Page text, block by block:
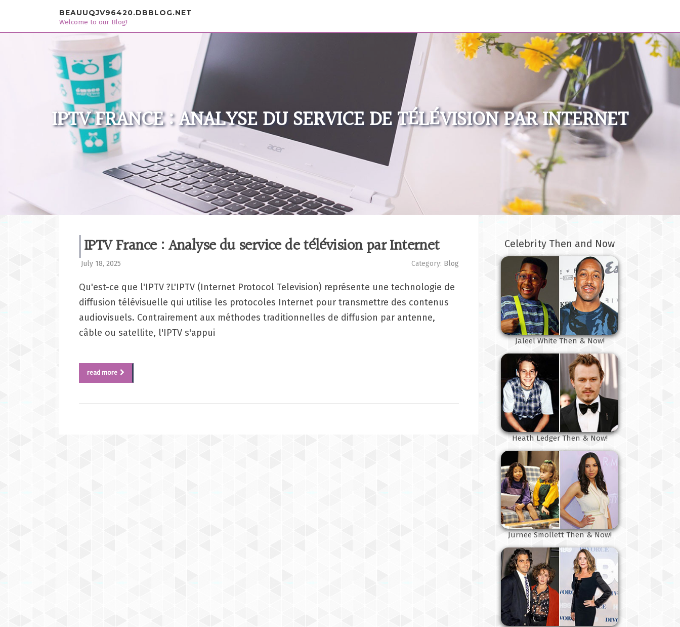
BEAUUQJV96420.DBBLOG.NET
Welcome to our Blog!
IPTV FRANCE : ANALYSE DU SERVICE DE TÉLÉVISION PAR INTERNET
IPTV France : Analyse du service de télévision par Internet
July 18, 2025 Category: Blog
Qu'est-ce que l'IPTV ?L'IPTV (Internet Protocol Television) représente une technologie de
diffusion télévisuelle qui utilise les protocoles Internet pour transmettre des contenus
audiovisuels. Contrairement aux méthodes traditionnelles de diffusion par antenne,
câble ou satellite, l'IPTV s'appui
read more
Celebrity Then and Now
Jaleel White Then & Now!
Heath Ledger Then & Now!
Jurnee Smollett Then & Now!